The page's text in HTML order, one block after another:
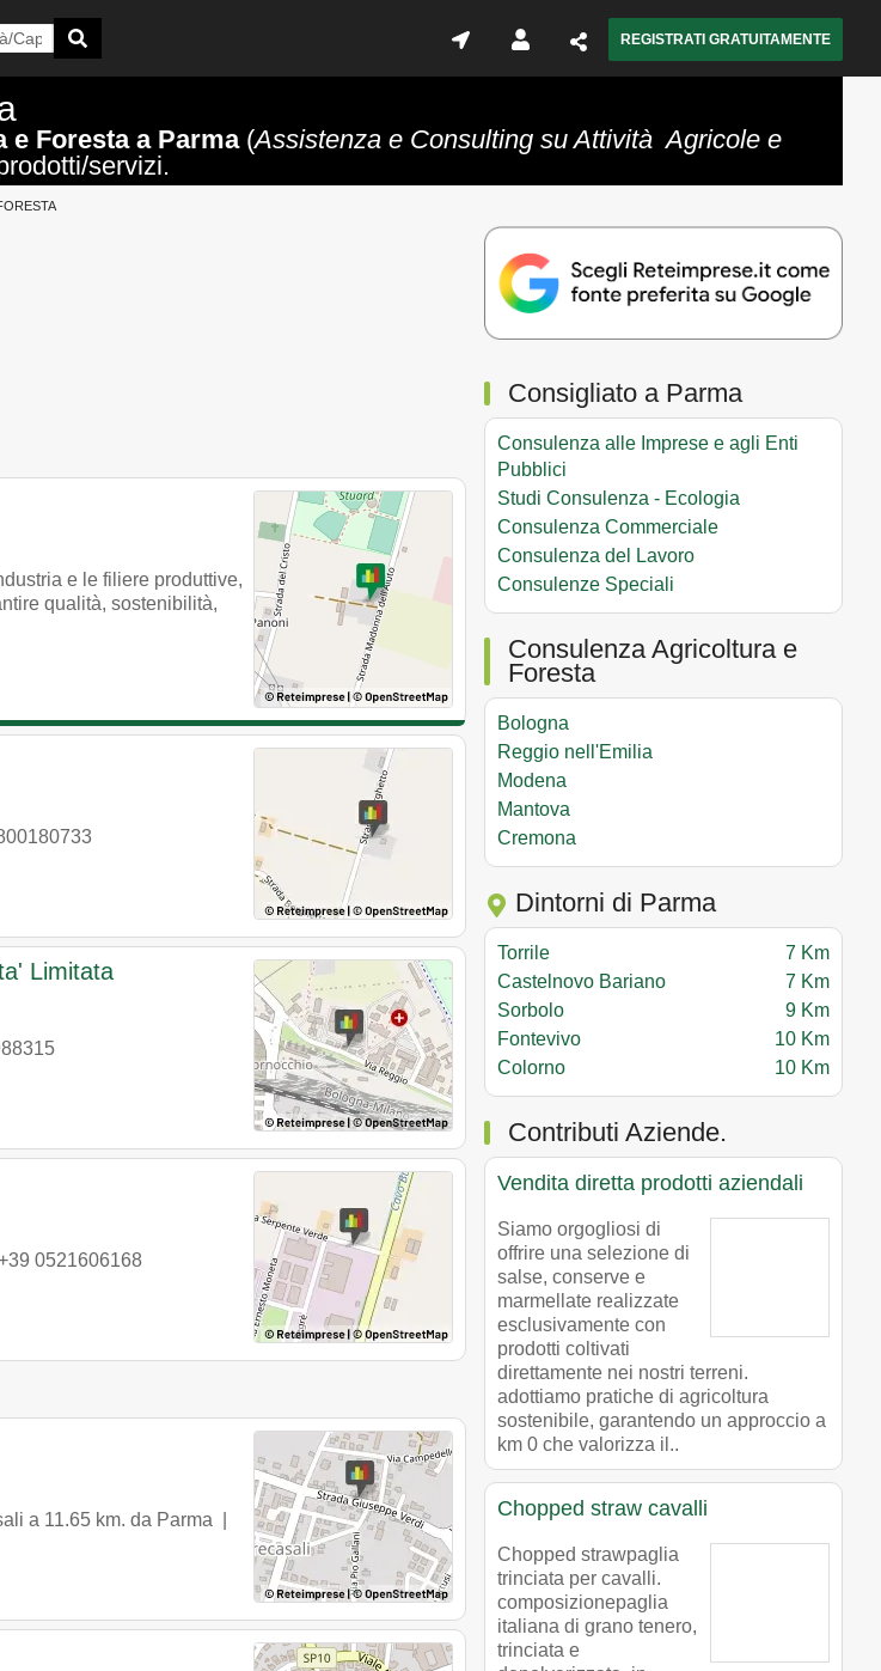
REGISTRATI GRATUITAMENTE
e Foresta a Parma(Assistenza e Consulting su Attività Agricole e
servizi.
e le filiere produttive,
qualità, sostenibilità,
Limitata
0521606168
a 11.65 km. da Parma |
Consigliato a Parma
Consulenza alle Imprese e agli Enti
Pubblici
Studi Consulenza - Ecologia
Consulenza Commerciale
Consulenza del Lavoro
Consulenze Speciali
Consulenza Agricoltura e
Foresta
Bologna
Reggio nell'Emilia
Modena
Mantova
Cremona
Dintorni di Parma
Torrile
7 Km
Castelnovo Bariano
7 Km
Sorbolo
9 Km
Fontevivo
10 Km
Colorno
10 Km
Contributi Aziende.
Vendita diretta prodotti aziendali
Siamo orgogliosi di
offrire una selezione di
salse, conserve e
marmellate realizzate
esclusivamente con
prodotti coltivati
direttamente nei nostri terreni.
adottiamo pratiche di agricoltura
sostenibile, garantendo un approccio a
km 0 che valorizza il..
Chopped straw cavalli
Chopped strawpaglia
trinciata per cavalli.
composizionepaglia
italiana di grano tenero,
trinciata e